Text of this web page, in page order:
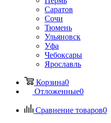
Саратов
Сочи
Тюмень
Ульяновск
Уфа
Чебоксары
Ярославль
Корзина0
Отложенные0
Сравнение товаров0